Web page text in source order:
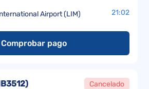
Airport (LIM) 21:02
Comprobar pago
) Cancelado